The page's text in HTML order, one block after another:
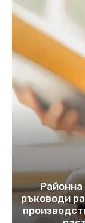
Районна
ръководи